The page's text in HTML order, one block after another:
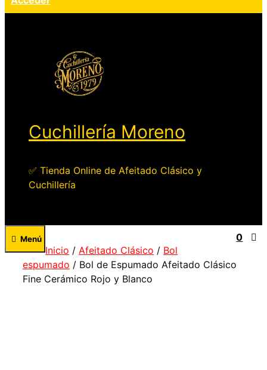
Cuchillería Moreno
✅ Tienda Online de Afeitado Clásico y
Cuchillería
0
Menú
Inicio /Afeitado Clásico / Bol
espumado / Bol de Espumado Afeitado Clásico
Fine Cerámico Rojo y Blanco